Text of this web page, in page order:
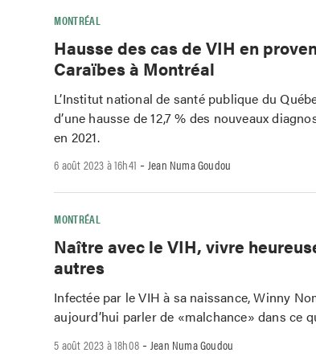
MONTRÉAL
Hausse des cas de VIH en
Caraïbes à Montréal
L’Institut national de santé publique du
d’une hausse de 12,7 % des nouveaux
en 2021.
6 août 2023 à 16h41 -Jean Numa Goudou
MONTRÉAL
Naître avec le VIH, vivre
autres
Infectée par le VIH à sa naissance, Winny
aujourd’hui parler de «malchance» dans ce
5 août 2023 à 18h08 -Jean Numa Goudou